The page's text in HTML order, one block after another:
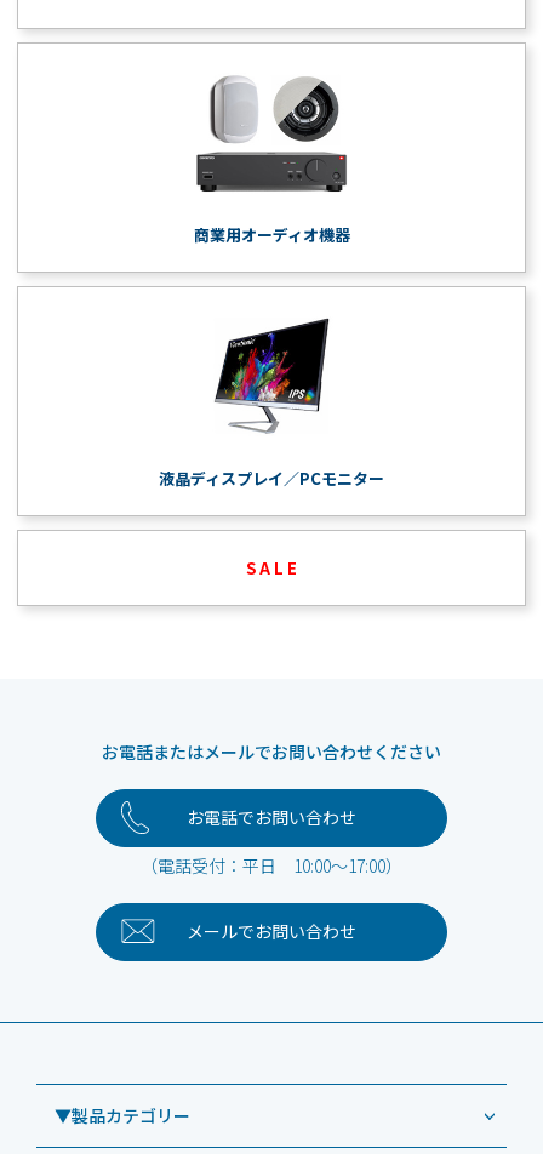
商業用オーディオ機器
液晶ディスプレイ／PCモニター
S A L E
お電話またはメールでお問い合わせください
お電話でお問い合わせ
（電話受付：平日 10:00～17:00）
メールでお問い合わせ
▼製品カテゴリー